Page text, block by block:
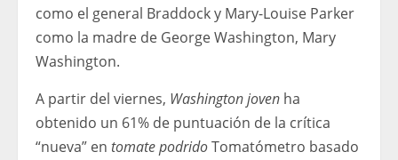
como el general Braddock y Mary-Louise Parker
como la madre de George Washington, Mary
Washington.
A partir del viernes, Washington joven ha
obtenido un 61% de puntuación de la crítica
“nueva” en tomate podridoTomatómetro basado